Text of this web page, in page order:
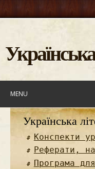
MENU
Українська
Конспекти
Реферати,
Програма